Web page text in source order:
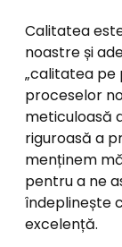
Calitatea
noastre și
„calitatea pe
proceselor
meticuloasă
riguroasă a
menținem
pentru a ne
îndeplinește
excelență.